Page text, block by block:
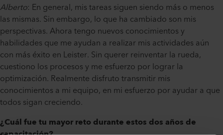
Alberto: En general, mis tareas siguen siendo más o menos
las mismas. Sin embargo, lo que ha cambiado son mis
perspectivas. Ahora tengo nuevos conocimientos y
habilidades que me ayudan a realizar mis actividades aún
con más éxito en Leister. Sin querer reinventar la rueda,
cuestiono los procesos y me esfuerzo por lograr la
optimización. Realmente disfruto transmitir mis
conocimientos a mi equipo, en mi esfuerzo por ayudar a que
todos sigan creciendo.
¿Cuál fue tu mayor reto durante estos dos años de